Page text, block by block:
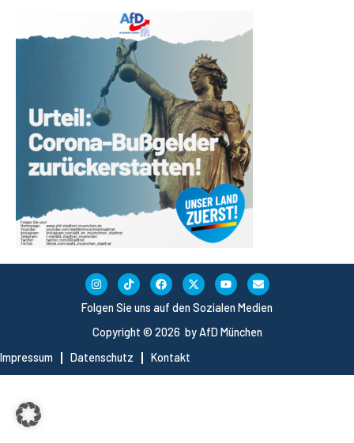
Copyright © 2026 by AfD München
Impressum
Datenschutz Kontakt
Folgen Sie uns auf den Sozialen Medien